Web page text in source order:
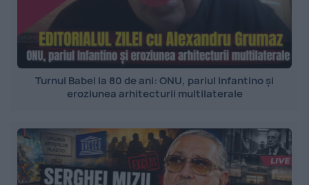
Turnul Babel la 80 de ani: ONU, pariul Infantino și
eroziunea arhitecturii multilaterale